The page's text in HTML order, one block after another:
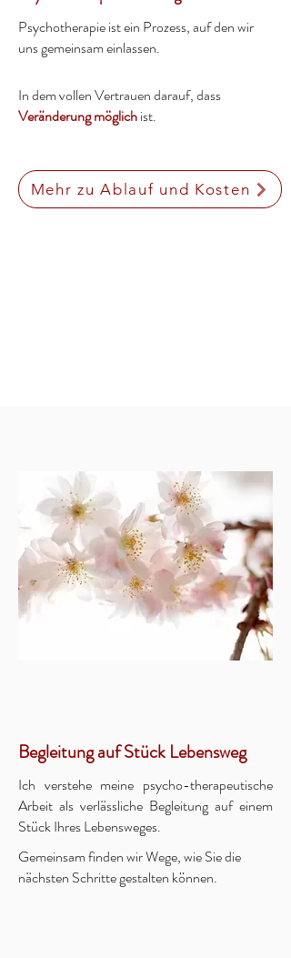
Psychotherapie ist ein Prozess, auf den wir
uns gemeinsam einlassen.
In dem vollen Vertrauen darauf, dass
Veränderung möglichist.
Mehr zu Ablauf und Kosten
Begleitung auf Stück Lebensweg
Ich verstehe meine psycho-therapeutische
Arbeit als verlässliche Begleitung auf einem
Stück Ihres Lebensweges.
Gemeinsam finden wir Wege, wie Sie die
nächsten Schritte gestalten können.